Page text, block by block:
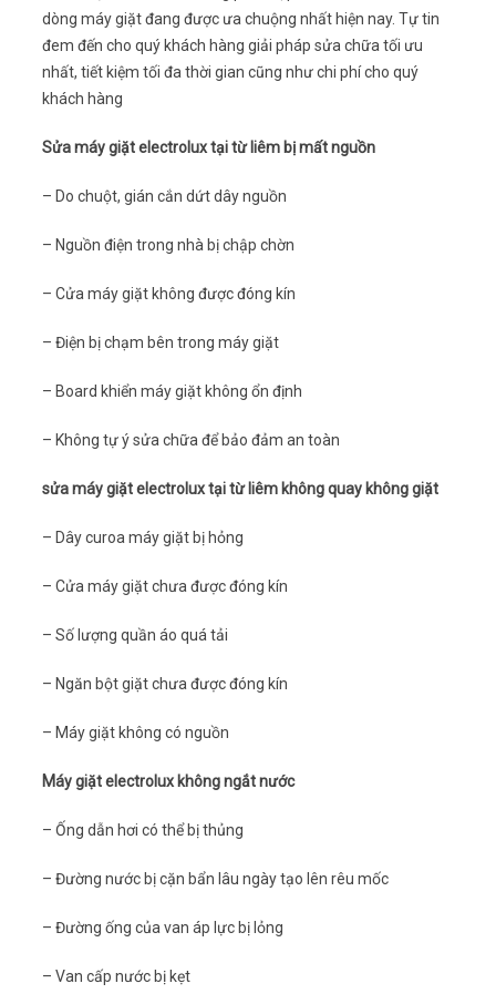
dòng máy giặt đang được ưa chuộng nhất hiện nay. Tự tin
đem đến cho quý khách hàng giải pháp sửa chữa tối ưu
nhất, tiết kiệm tối đa thời gian cũng như chi phí cho quý
khách hàng
Sửa máy giặt electrolux tại từ liêm bị mất nguồn
– Do chuột, gián cắn dứt dây nguồn
– Nguồn điện trong nhà bị chập chờn
– Cửa máy giặt không được đóng kín
– Điện bị chạm bên trong máy giặt
– Board khiển máy giặt không ổn định
– Không tự ý sửa chữa để bảo đảm an toàn
sửa máy giặt electrolux tại từ liêm không quay không giặt
– Dây curoa máy giặt bị hỏng
– Cửa máy giặt chưa được đóng kín
– Số lượng quần áo quá tải
– Ngăn bột giặt chưa được đóng kín
– Máy giặt không có nguồn
Máy giặt electrolux không ngắt nước
– Ống dẫn hơi có thể bị thủng
– Đường nước bị cặn bẩn lâu ngày tạo lên rêu mốc
– Đường ống của van áp lực bị lỏng
– Van cấp nước bị kẹt